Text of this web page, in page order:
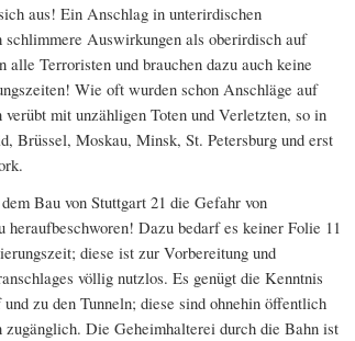
aus! Ein Anschlag in unterirdischen
schlimmere Auswirkungen als oberirdisch auf
alle Terroristen und brauchen dazu auch keine
Wie oft wurden schon Anschläge auf
mit unzähligen Toten und Verletzten, so in
Brüssel, Moskau, Minsk, St. Petersburg und erst
Bau von Stuttgart 21 die Gefahr von
heraufbeschworen! Dazu bedarf es keiner Folie 11
diese ist zur Vorbereitung und
völlig nutzlos. Es genügt die Kenntnis
zu den Tunneln; diese sind ohnehin öffentlich
zugänglich. Die Geheimhalterei durch die Bahn ist